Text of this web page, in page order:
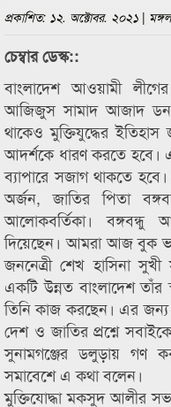
প্রকাশিত: ১২. অক্টোবর. ২০২১ |
চেম্বার ডেস্ক::
বাংলাদেশ আওয়ামী লীগের
আজিজুস সামাদ আজাদ
থাকেও মুক্তিযুদ্ধের
আদর্শকে ধারণ করতে হবে।
ব্যাপারে সজাগ থাকতে হবে।
অর্জন, জাতির পিতা
আলোকবর্তিকা। বঙ্গবন্ধু
দিয়েছেন। আমরা আজ বুক
জননেত্রী শেখ হাসিনা
একটি উন্নত বাংলাদেশ তাঁর
তিনি কাজ করছেন। এর
দেশ ও জাতির প্রশ্নে
সুনামগঞ্জের ডলুড়ায় গণ
সমাবেশে এ কথা বলেন।
মুক্তিযোদ্ধা মকসুদ আলীর